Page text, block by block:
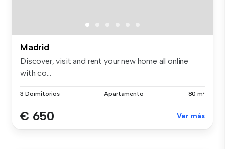
Madrid
Discover, visit and rent your new home all online
with co...
3 Dormitorios Apartamento 80 m²
€ 650 Ver más